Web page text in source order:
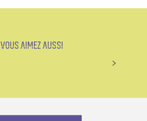
VOUS AIMEZ AUSSI